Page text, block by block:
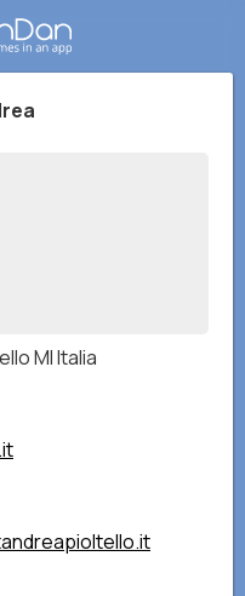
MI Italia